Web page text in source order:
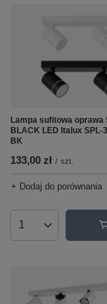
Lampa sufitowa oprawa
BLACK LED Italux SPL-
BK
133,00 zł / szt.
+ Dodaj do porównania
Ilość produktów